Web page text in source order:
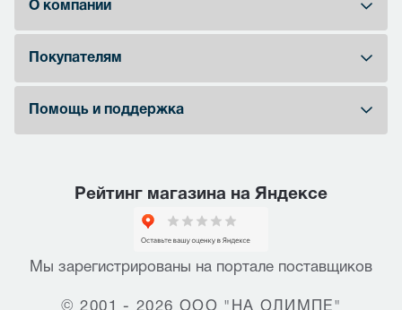
О компании
Покупателям
Помощь и поддержка
Рейтинг магазина на Яндексе
Мы зарегистрированы на портале поставщиков
© 2001 - 2026 ООО "НА ОЛИМПЕ"